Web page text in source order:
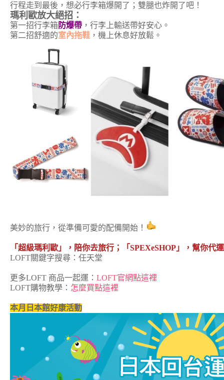
行程走到最後，想必行李箱爆開了；雙腿也炸開了吧！
瑪利歐放大絕招：
第一招行李箱防爆帶 ，行李上輸送帶好安心。
第二招舒適的室內拖鞋 ，機上休息好放鬆。
美妙的旅行，從準備可愛的配備開始！
「超級瑪利歐」，陪你去旅行；「SPEXeSHOP」，幫你
LOFT關鍵字搜尋：任天堂
更多LOFT 商品一起運： LOFT官網點這裡
LOFT購物教學： 怎麼買點這裡
本月日本館好康活動